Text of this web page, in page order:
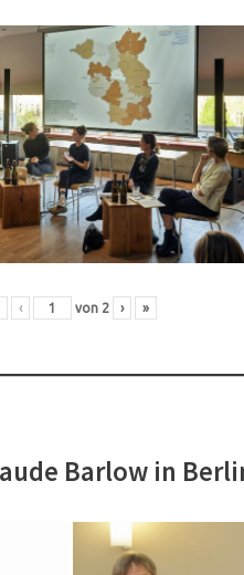
‹ von 2 › »
Barlow in